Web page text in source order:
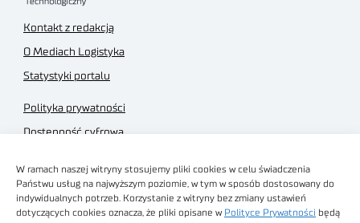
W ramach naszej witryny stosujemy pliki cookies w celu świadczenia
Państwu usług na najwyższym poziomie, w tym w sposób dostosowany do
indywidualnych potrzeb. Korzystanie z witryny bez zmiany ustawień
dotyczących cookies oznacza, że pliki opisane w Polityce Prywatności będą
Kontakt z redakcją
O Mediach Logistyka
Statystyki portalu
Polityka prywatności
Dostępność cyfrowa
Regulamin sklepu